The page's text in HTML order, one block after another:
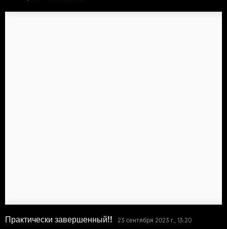
Практически завершенный!! 23 сентября 2023 г., 13:20